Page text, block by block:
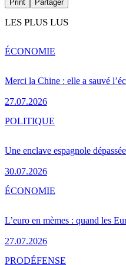
Print Partager
LES PLUS LUS
Merci la Chine : elle a sauvé
27.07.2026
ÉCONOMIE
Une enclave espagnole
30.07.2026
POLITIQUE
L’euro en mèmes : quand les
27.07.2026
ÉCONOMIE
PRODÉFENSE